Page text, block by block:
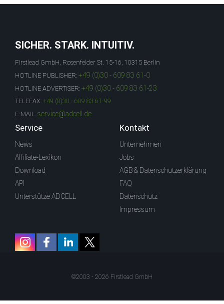
SICHER. STARK. INTUITIV.
Firstlead GmbH, Rosenfelder St. 15-16, 10315 Berlin
HOTLINE PUBLISHER: +49 (0)30 - 609 83 61-0
HOTLINE ADVERTISER: +49 (0)30 - 609 83 61-23
TELEFAX: +49 (0)30 - 609 83 61-99
E-MAIL: service@adcell.de
Service
News
Affiliate-Lexikon
Download
API
Unterstütze ADCELL
Kontakt
Unternehmen
Jobs
AGB & Datenschutzerklärung
FAQ
Datenschutz
Impressum
©2003 - 2026 Firstlead GmbH